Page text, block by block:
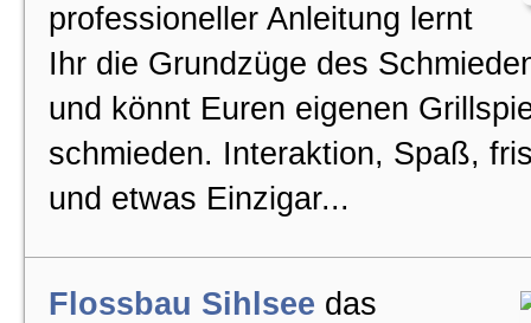
professioneller Anleitung lernt
Ihr die Grundzüge des
und könnt Euren eigenen
schmieden. Interaktion, Spaß,
und etwas Einzigar...
Flossbau Sihlsee das